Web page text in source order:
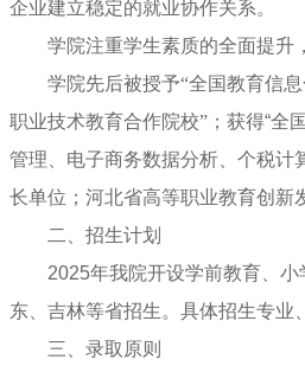
企业建立稳定的就业协作关系。
学院注重学生素质的全面提升
学院先后被授予“全国教育信
职业技术教育合作院校”；获得“全
管理、电子商务数据分析、个税计
长单位；河北省高等职业教育创新
二、招生计划
2025年我院开设学前教育、
东、吉林等省招生。具体招生专业
三、录取原则